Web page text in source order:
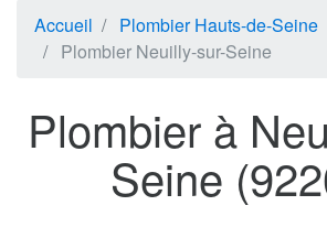
Accueil
Plombier Hauts-de-Seine
Plombier Neuilly-sur-Seine
Plombier à
Seine